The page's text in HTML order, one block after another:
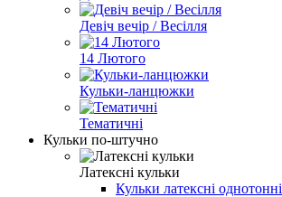
Девіч вечір / Весілля
14 Лютого
Кульки-ланцюжки
Тематичні
Кульки по-штучно
Латексні кульки
Кульки латексні однотонні